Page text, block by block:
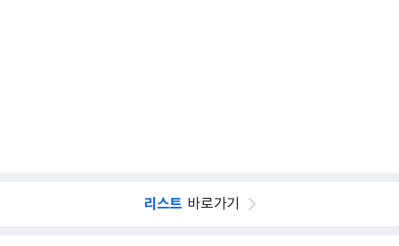
리스트 바로가기